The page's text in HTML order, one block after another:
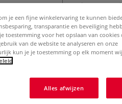
pigmenten
combineren
je een fijne winkelervaring te kunnen
transparantie en beveiliging
toestemming voor het opslaan van cookies
van de website te analyseren en onze
kun je je toestemming op elk moment
Alles afwijzen